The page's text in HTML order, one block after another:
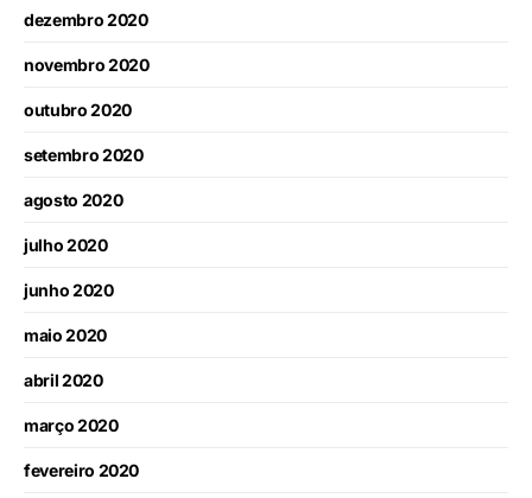
dezembro 2020
novembro 2020
outubro 2020
setembro 2020
agosto 2020
julho 2020
junho 2020
maio 2020
abril 2020
março 2020
fevereiro 2020